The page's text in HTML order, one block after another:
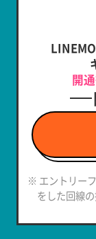
開
※ エントリー
をした回線